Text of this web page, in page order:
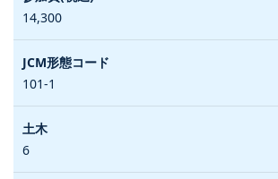
14,300
101-1
6